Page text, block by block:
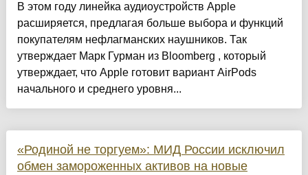
В этом году линейка аудиоустройств Apple
расширяется, предлагая больше выбора и функций
покупателям нефлагманских наушников. Так
утверждает Марк Гурман из Bloomberg , который
утверждает, что Apple готовит вариант AirPods
начального и среднего уровня...
«Родиной не торгуем»: МИД России исключил
обмен замороженных активов на новые